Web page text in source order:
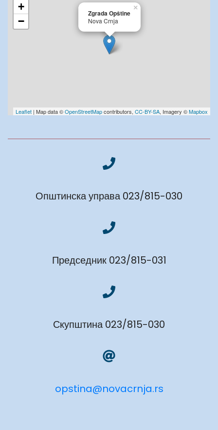
Zgrada Opštine
Nova Crnja
×
+
−
Leaflet | Map data ©OpenStreetMapcontributors, CC-BY-SA, Imagery ©Mapbox
Општинска управа 023/815-030
Председник 023/815-031
Скупштина 023/815-030
opstina@novacrnja.rs